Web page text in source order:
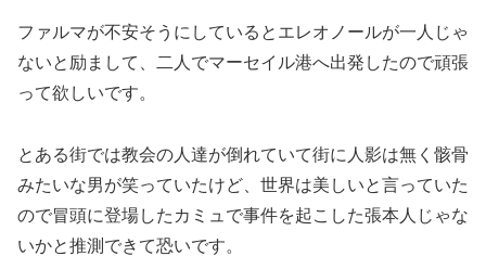
ファルマが不安そうにしているとエレオノールが一人じゃ
ないと励まして、二人でマーセイル港へ出発したので頑張
って欲しいです。
とある街では教会の人達が倒れていて街に人影は無く骸骨
みたいな男が笑っていたけど、世界は美しいと言っていた
ので冒頭に登場したカミュで事件を起こした張本人じゃな
いかと推測できて恐いです。